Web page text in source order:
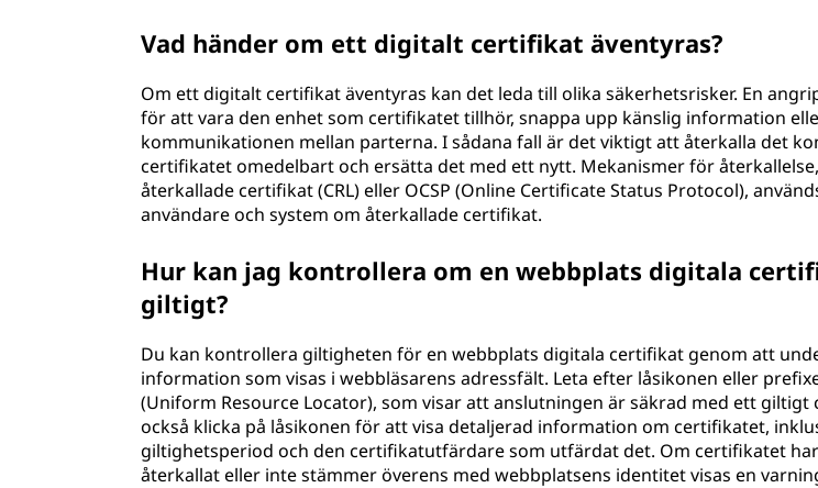
Vad händer om ett digitalt certifikat äventyras?
Om ett digitalt certifikat äventyras kan det leda till olika säkerhetsrisker. En
för att vara den enhet som certifikatet tillhör, snappa upp känslig information
kommunikationen mellan parterna. I sådana fall är det viktigt att återkalla det
certifikatet omedelbart och ersätta det med ett nytt. Mekanismer för
återkallade certifikat (CRL) eller OCSP (Online Certificate Status Protocol),
användare och system om återkallade certifikat.
Hur kan jag kontrollera om en webbplats digitala
giltigt?
Du kan kontrollera giltigheten för en webbplats digitala certifikat genom att
information som visas i webbläsarens adressfält. Leta efter låsikonen eller
(Uniform Resource Locator), som visar att anslutningen är säkrad med ett giltigt
också klicka på låsikonen för att visa detaljerad information om certifikatet,
giltighetsperiod och den certifikatutfärdare som utfärdat det. Om certifikatet
återkallat eller inte stämmer överens med webbplatsens identitet visas en